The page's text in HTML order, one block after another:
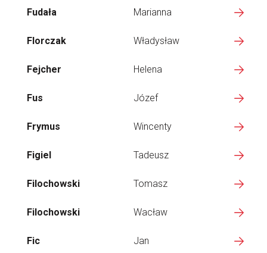
Fudała Marianna
Florczak Władysław
Fejcher Helena
Fus Józef
Frymus Wincenty
Figiel Tadeusz
Filochowski Tomasz
Filochowski Wacław
Fic Jan